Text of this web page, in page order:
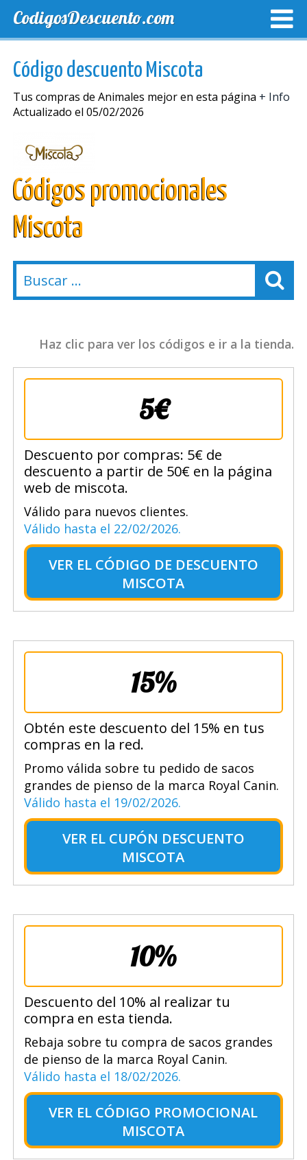
CodigosDescuento.com
Código descuento Miscota
Tus compras de Animales mejor en esta página + Info
Actualizado el 05/02/2026
Códigos promocionales
Miscota
Haz clic para ver los códigos e ir a la tienda.
5€
Descuento por compras: 5€ de
descuento a partir de 50€ en la página
web de miscota.
Válido para nuevos clientes.
Válido hasta el 22/02/2026.
VER EL CÓDIGO DE DESCUENTO
MISCOTA
15%
Obtén este descuento del 15% en tus
compras en la red.
Promo válida sobre tu pedido de sacos
grandes de pienso de la marca Royal Canin.
Válido hasta el 19/02/2026.
VER EL CUPÓN DESCUENTO
MISCOTA
10%
Descuento del 10% al realizar tu
compra en esta tienda.
Rebaja sobre tu compra de sacos grandes
de pienso de la marca Royal Canin.
Válido hasta el 18/02/2026.
VER EL CÓDIGO PROMOCIONAL
MISCOTA